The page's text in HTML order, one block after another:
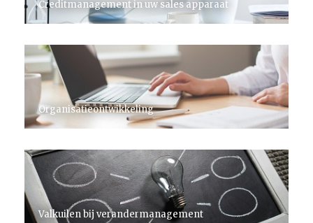
Creditmanagement in uw sales apparaat
Organisatieontwikkeling
Valkuilen bij verandermanagement